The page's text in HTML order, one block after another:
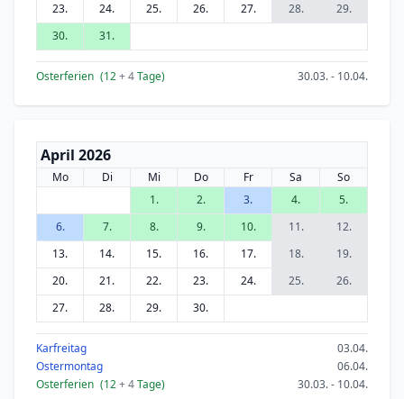
23.
24. 25. 26. 27. 28.
29.
30.
31.
Osterferien (12+ 4Tage) 30.03. - 10.04.
April 2026
Mo Di Mi Do Fr Sa
So
1.
2. 3. 4.
5.
6.
7. 8. 9. 10. 11.
12.
13.
14. 15. 16. 17. 18.
19.
20.
21. 22. 23. 24. 25.
26.
27.
28. 29. 30.
Karfreitag
03.04.
Ostermontag
06.04.
Osterferien (12+ 4Tage) 30.03. - 10.04.